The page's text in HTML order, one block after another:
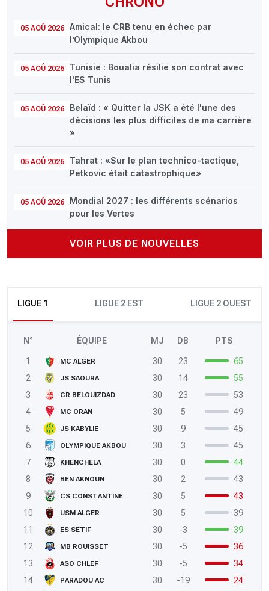
05 AOÛ 2026
Amical: le CRB tenu en échec par
l’Olympique Akbou
05 AOÛ 2026
Tunisie : Boualia résilie son contrat avec
l'ES Tunis
05 AOÛ 2026
Belaïd : « Quitter la JSK a été l'une des
décisions les plus difficiles de ma carrière
»
05 AOÛ 2026
Tahrat : «Sur le plan technico-tactique,
Petkovic était catastrophique»
05 AOÛ 2026
Mondial 2027 : les différents scénarios
pour les Vertes
VOIR PLUS DE NOUVELLES
LIGUE 1 LIGUE 2 EST LIGUE 2 OUEST
N° ÉQUIPE MJ DB PTS
1 MC ALGER 30 23
65
2
JS SAOURA 30 14
55
3
CR BELOUIZDAD 30 23
53
4
MC ORAN 30 5
49
5
JS KABYLIE 30 9
45
6
OLYMPIQUE AKBOU 30 3
45
7
KHENCHELA 30 0
44
8
BEN AKNOUN 30 2
43
9
CS CONSTANTINE 30 5
43
10
USM ALGER 30 5
39
11
ES SETIF 30 -3
39
12
MB ROUISSET 30 -5
36
13
ASO CHLEF 30 -5
34
14
PARADOU AC 30 -19
24